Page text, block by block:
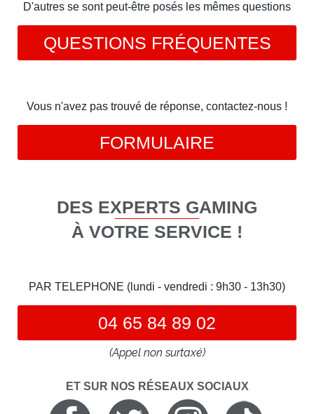
D'autres se sont peut-être posés les mêmes questions
QUESTIONS FRÉQUENTES
Vous n'avez pas trouvé de réponse, contactez-nous !
FORMULAIRE
DES EXPERTS GAMING
À VOTRE SERVICE !
PAR TELEPHONE (lundi - vendredi : 9h30 - 13h30)
04 65 84 89 02
(Appel non surtaxé)
ET SUR NOS RÉSEAUX SOCIAUX